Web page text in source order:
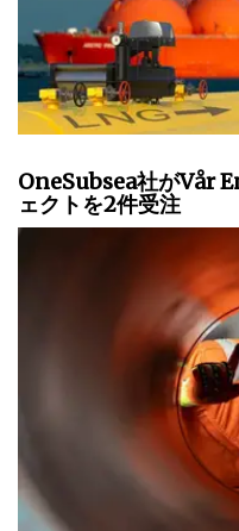
OneSubsea社がVår
ェクトを2件受注